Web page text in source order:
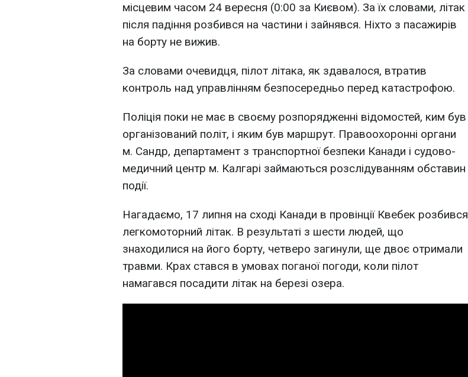
місцевим часом 24 вересня (0:00 за Києвом). За їх словами, літак
після падіння розбився на частини і зайнявся. Ніхто з пасажирів
на борту не вижив.
За словами очевидця, пілот літака, як здавалося, втратив
контроль над управлінням безпосередньо перед катастрофою.
Поліція поки не має в своєму розпорядженні відомостей, ким був
організований політ, і яким був маршрут. Правоохоронні органи
м. Сандр, департамент з транспортної безпеки Канади і судово-
медичний центр м. Калгарі займаються розслідуванням обставин
події.
Нагадаємо, 17 липня на сході Канади в провінції Квебек розбився
легкомоторний літак. В результаті з шести людей, що
знаходилися на його борту, четверо загинули, ще двоє отримали
травми. Крах стався в умовах поганої погоди, коли пілот
намагався посадити літак на березі озера.